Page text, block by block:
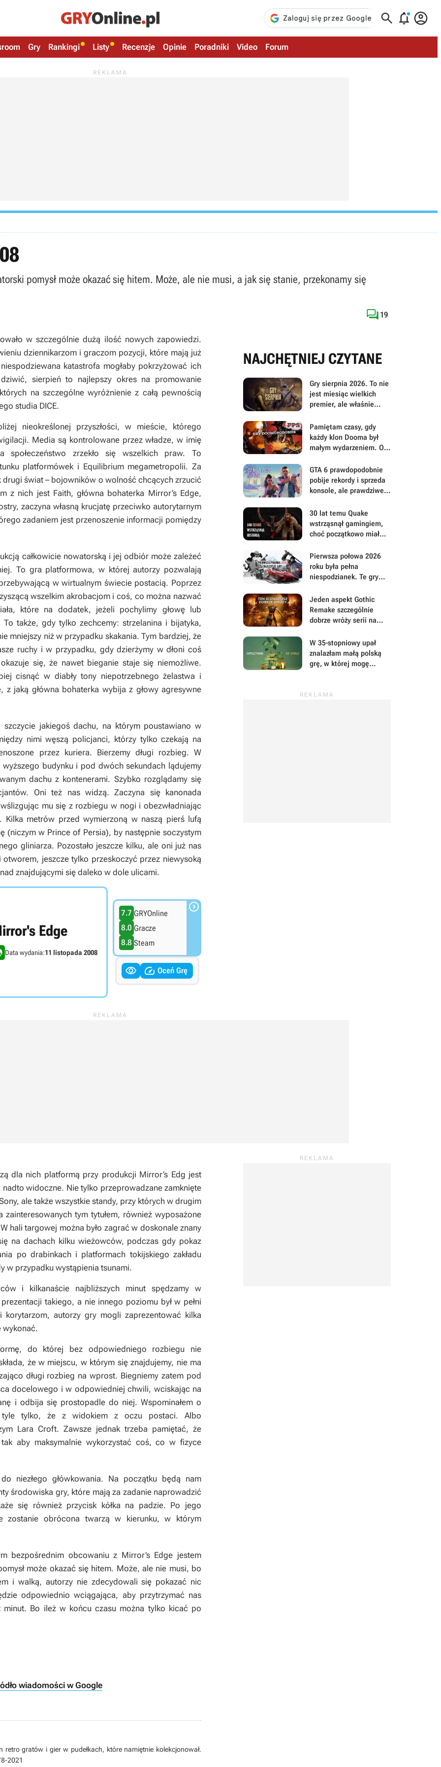
  
Gry Rankingi Listy Recenzje Opinie Poradniki Video Forum
pomysł może okazać się hitem. Może, ale nie musi, a jak się stanie, przekonamy się
 19
w szczególnie dużą ilość nowych zapowiedzi.
dziennikarzom i graczom pozycji, które mają już
katastrofa mogłaby pokrzyżować ich
sierpień to najlepszy okres na promowanie
na szczególne wyróżnienie z całą pewnością
studia DICE.
nieokreślonej przyszłości, w mieście, którego
Media są kontrolowane przez władze, w imię
społeczeństwo zrzekło się wszelkich praw. To
platformówek i Equilibriummegametropolii. Za
drugi świat – bojowników o wolność chcących zrzucić
z nich jest Faith, główna bohaterka Mirror’s Edge,
zaczyna własną krucjatę przeciwko autorytarnym
zadaniem jest przenoszenie informacji pomiędzy
całkowicie nowatorską i jej odbiór może zależeć
To gra platformowa, w której autorzy pozwalają
w wirtualnym świecie postacią. Poprzez
wszelkim akrobacjom i coś, co można nazwać
które na dodatek, jeżeli pochylimy głowę lub
także, gdy tylko zechcemy: strzelanina i bijatyka,
mniejszy niż w przypadku skakania. Tym bardziej, że
ruchy i w przypadku, gdy dzierżymy w dłoni coś
się, że nawet bieganie staje się niemożliwe.
cisnąć w diabły tony niepotrzebnego żelastwa i
jaką główna bohaterka wybija z głowy agresywne
jakiegoś dachu, na którym poustawiano w
nimi węszą policjanci, którzy tylko czekają na
przez kuriera. Bierzemy długi rozbieg. W
budynku i pod dwóch sekundach lądujemy
dachu z kontenerami. Szybko rozglądamy się
Oni też nas widzą. Zaczyna się kanonada
mu się z rozbiegu w nogi i obezwładniając
metrów przed wymierzoną w naszą pierś lufą
(niczym w Prince of Persia), by następnie soczystym
gliniarza. Pozostało jeszcze kilku, ale oni już nas
jeszcze tylko przeskoczyć przez niewysoką
znajdującymi się daleko w dole ulicami.
Edge
Data wydania:11 listopada 2008
7.7 GRYOnline
8.0 Gracze
8.8 Steam

  Oceń Grę
NAJCHĘTNIEJ CZYTANE
Gry sierpnia 2026. To nie
jest miesiąc wielkich
premier, ale właśnie
mu się uważniej
Pamiętam czasy, gdy
każdy klon Dooma był
małym wydarzeniem. Oto
FPS-y lat 90.
GTA 6 prawdopodobnie
pobije rekordy i sprzeda
konsole, ale prawdziwe
będą musieli mu
wybaczyć
30 lat temu Quake
wstrząsnął gamingiem,
choć początkowo miał
Pierwsza połowa 2026
roku była pełna
niespodzianek. Te gry
uwagę i Wasz czas
Jeden aspekt Gothic
Remake szczególnie
dobrze wróży serii na
mają powody do dumy
W 35-stopniowy upał
znalazłam małą polską
grę, w której mogę
wszystkiego
dla nich platformą przy produkcji Mirror’s Edg jest
nadto widoczne. Nie tylko przeprowadzane zamknięte
ale także wszystkie standy, przy których w drugim
zainteresowanych tym tytułem, również wyposażone
hali targowej można było zagrać w doskonale znany
na dachach kilku wieżowców, podczas gdy pokaz
po drabinkach i platformach tokijskiego zakładu
w przypadku wystąpienia tsunami.
i kilkanaście najbliższych minut spędzamy w
takiego, a nie innego poziomu był w pełni
korytarzom, autorzy gry mogli zaprezentować kilka
wykonać.
do której bez odpowiedniego rozbiegu nie
że w miejscu, w którym się znajdujemy, nie ma
długi rozbieg na wprost. Biegniemy zatem pod
docelowego i w odpowiedniej chwili, wciskając na
i odbija się prostopadle do niej. Wspominałem o
tylko, że z widokiem z oczu postaci. Albo
Lara Croft. Zawsze jednak trzeba pamiętać, że
aby maksymalnie wykorzystać coś, co w fizyce
niezłego główkowania. Na początku będą nam
środowiska gry, które mają za zadanie naprowadzić
się również przycisk kółka na padzie. Po jego
zostanie obrócona twarzą w kierunku, w którym
bezpośrednim obcowaniu z Mirror’s Edge jestem
może okazać się hitem. Może, ale nie musi, bo
i walką, autorzy nie zdecydowali się pokazać nic
odpowiednio wciągająca, aby przytrzymać nas
minut. Bo ileż w końcu czasu można tylko kicać po
wiadomości w Google
retro gratów i gier w pudełkach, które namiętnie kolekcjonował.
2021